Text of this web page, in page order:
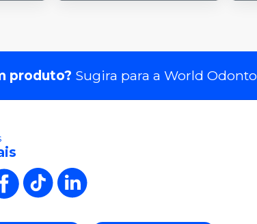
produto? Sugira para a World Odonto